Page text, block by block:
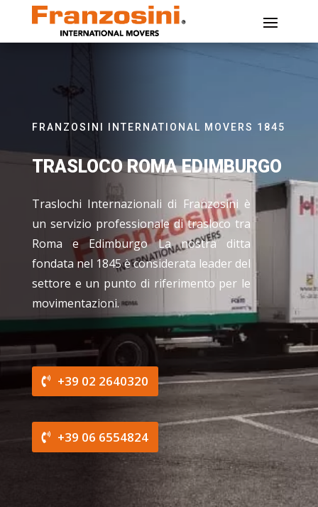
FRANZOSINI INTERNATIONAL MOVERS 1845
TRASLOCO ROMA EDIMBURGO
Traslochi Internazionali di Franzosini è
un servizio professionale di trasloco tra
Roma e Edimburgo La nostra ditta
fondata nel 1845 è considerata leader del
settore e un punto di riferimento per le
movimentazioni.
+39 02 2640320
+39 06 6554824